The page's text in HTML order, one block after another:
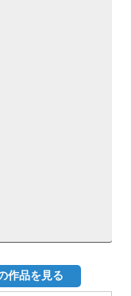
作品を見る